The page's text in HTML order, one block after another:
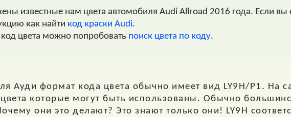
известные нам цвета автомобиля Audi Allroad 2016 года. Если вы
как найти код краски Audi.
код цвета можно попробовать поиск цвета по коду.
Ауди формат кода цвета обычно имеет вид LY9H/P1. На
которые могут быть использованы. Обычно
они это делают? Это знают только они! LY9H